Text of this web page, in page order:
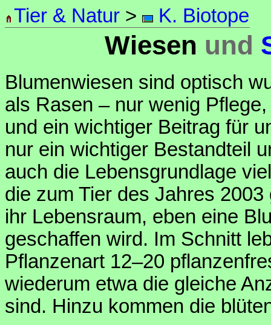
Tier & Natur > K. Biotope
Wiesen und
Blumenwiesen sind optisch
als Rasen – nur wenig
und ein wichtiger Beitrag für
nur ein wichtiger Bestandteil
auch die Lebensgrundlage
die zum Tier des Jahres
ihr Lebensraum, eben eine
geschaffen wird. Im Schnitt
Pflanzenart 12–20
wiederum etwa die gleiche
sind. Hinzu kommen die